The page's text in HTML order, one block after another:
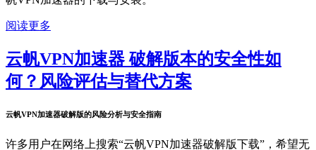
阅读更多
云帆VPN加速器 破解版本的安全性如
何？风险评估与替代方案
云帆VPN加速器破解版的风险分析与安全指南
许多用户在网络上搜索“云帆VPN加速器破解版下载”，希望无